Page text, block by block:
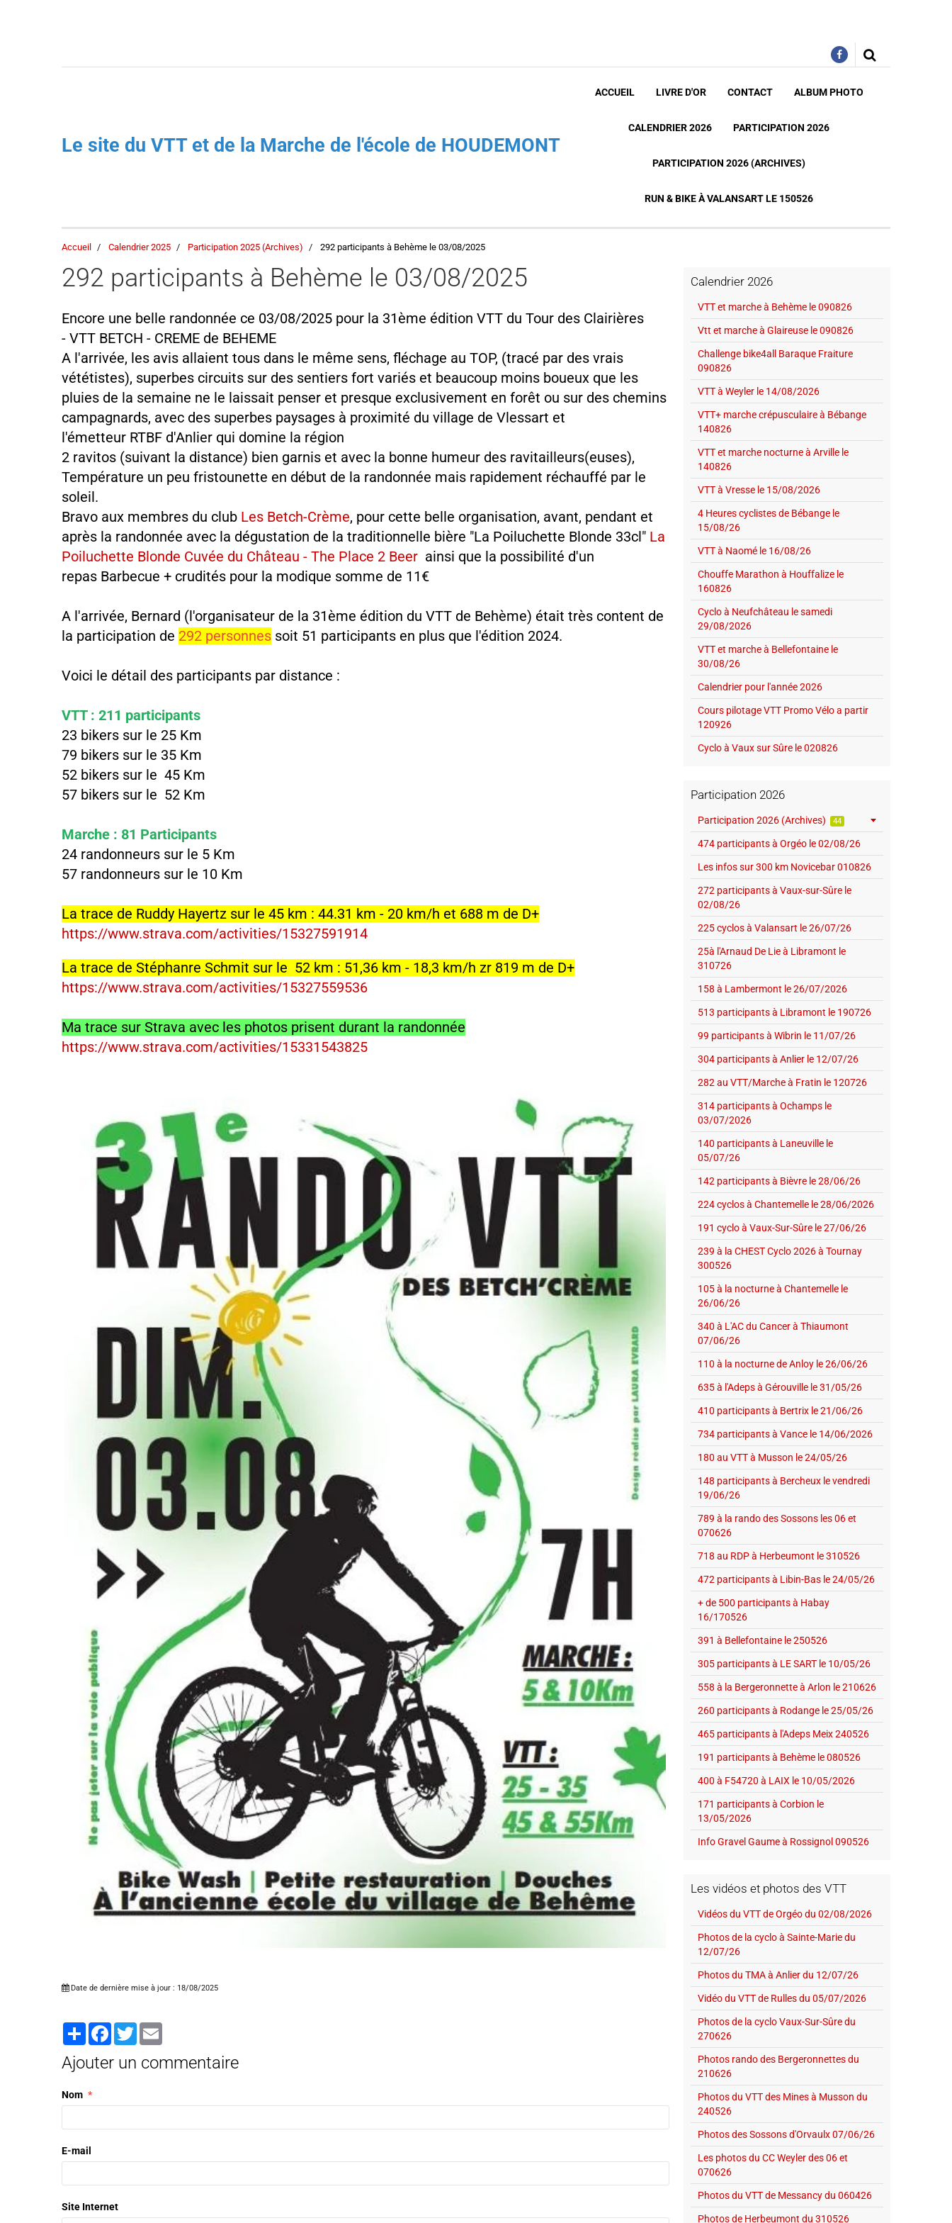
Le site du VTT et de la Marche de l'école de HOUDEMONT
ACCUEIL LIVRE D'OR CONTACT ALBUM PHOTO
CALENDRIER 2026 PARTICIPATION 2026
PARTICIPATION 2026 (ARCHIVES)
RUN & BIKE À VALANSART LE 150526
Accueil Calendrier 2025 Participation 2025 (Archives) 292 participants à Behème le 03/08/2025
292 participants à Behème le 03/08/2025
Encore une belle randonnée ce 03/08/2025 pour la 31ème édition VTT du Tour des Clairières
- VTT BETCH - CREME de BEHEME
A l'arrivée, les avis allaient tous dans le même sens, fléchage au TOP, (tracé par des vrais
vététistes), superbes circuits sur des sentiers fort variés et beaucoup moins boueux que les
pluies de la semaine ne le laissait penser et presque exclusivement en forêt ou sur des chemins
campagnards, avec des superbes paysages à proximité du village de Vlessart et
l'émetteur RTBF d'Anlier qui domine la région
2 ravitos (suivant la distance) bien garnis et avec la bonne humeur des ravitailleurs(euses),
Température un peu fristounette en début de la randonnée mais rapidement réchauffé par le
soleil.
Bravo aux membres du club Les Betch-Crème, pour cette belle organisation, avant, pendant et
après la randonnée avec la dégustation de la traditionnelle bière "La Poiluchette Blonde 33cl" La
Poiluchette Blonde Cuvée du Château - The Place 2 Beer ainsi que la possibilité d'un
repas Barbecue + crudités pour la modique somme de 11€
A l'arrivée, Bernard (l'organisateur de la 31ème édition du VTT de Behème) était très content de
la participation de 292 personnes soit 51 participants en plus que l'édition 2024.
Voici le détail des participants par distance :
VTT : 211 participants
23 bikers sur le 25 Km
79 bikers sur le 35 Km
52 bikers sur le 45 Km
57 bikers sur le 52 Km
Marche : 81 Participants
24 randonneurs sur le 5 Km
57 randonneurs sur le 10 Km
La trace de Ruddy Hayertz sur le 45 km : 44.31 km - 20 km/h et 688 m de D+
https://www.strava.com/activities/15327591914
La trace de Stéphanre Schmit sur le 52 km : 51,36 km - 18,3 km/h zr 819 m de D+
https://www.strava.com/activities/15327559536
Ma trace sur Strava avec les photos prisent durant la randonnée
https://www.strava.com/activities/15331543825
Date de dernière mise à jour : 18/08/2025
PartagerFacebook
Twitter
Ajouter un commentaire
Nom
E-mail
Site Internet
Calendrier 2026
VTT et marche à Behème le 090826
Vtt et marche à Glaireuse le 090826
Challenge bike4all Baraque Fraiture
090826
VTT à Weyler le 14/08/2026
VTT+ marche crépusculaire à Bébange
140826
VTT et marche nocturne à Arville le
140826
VTT à Vresse le 15/08/2026
4 Heures cyclistes de Bébange le
15/08/26
VTT à Naomé le 16/08/26
Chouffe Marathon à Houffalize le
160826
Cyclo à Neufchâteau le samedi
29/08/2026
VTT et marche à Bellefontaine le
30/08/26
Calendrier pour l'année 2026
Cours pilotage VTT Promo Vélo a partir
120926
Cyclo à Vaux sur Sûre le 020826
Participation 2026
Participation 2026 (Archives) 44
474 participants à Orgéo le 02/08/26
Les infos sur 300 km Novicebar 010826
272 participants à Vaux-sur-Sûre le
02/08/26
225 cyclos à Valansart le 26/07/26
25à l'Arnaud De Lie à Libramont le
310726
158 à Lambermont le 26/07/2026
513 participants à Libramont le 190726
99 participants à Wibrin le 11/07/26
304 participants à Anlier le 12/07/26
282 au VTT/Marche à Fratin le 120726
314 participants à Ochamps le
03/07/2026
140 participants à Laneuville le
05/07/26
142 participants à Bièvre le 28/06/26
224 cyclos à Chantemelle le 28/06/2026
191 cyclo à Vaux-Sur-Sûre le 27/06/26
239 à la CHEST Cyclo 2026 à Tournay
300526
105 à la nocturne à Chantemelle le
26/06/26
340 à L'AC du Cancer à Thiaumont
07/06/26
110 à la nocturne de Anloy le 26/06/26
635 à l'Adeps à Gérouville le 31/05/26
410 participants à Bertrix le 21/06/26
734 participants à Vance le 14/06/2026
180 au VTT à Musson le 24/05/26
148 participants à Bercheux le vendredi
19/06/26
789 à la rando des Sossons les 06 et
070626
718 au RDP à Herbeumont le 310526
472 participants à Libin-Bas le 24/05/26
+ de 500 participants à Habay
16/170526
391 à Bellefontaine le 250526
305 participants à LE SART le 10/05/26
558 à la Bergeronnette à Arlon le 210626
260 participants à Rodange le 25/05/26
465 participants à l'Adeps Meix 240526
191 participants à Behème le 080526
400 à F54720 à LAIX le 10/05/2026
171 participants à Corbion le
13/05/2026
Info Gravel Gaume à Rossignol 090526
Les vidéos et photos des VTT
Vidéos du VTT de Orgéo du 02/08/2026
Photos de la cyclo à Sainte-Marie du
12/07/26
Photos du TMA à Anlier du 12/07/26
Vidéo du VTT de Rulles du 05/07/2026
Photos de la cyclo Vaux-Sur-Sûre du
270626
Photos rando des Bergeronnettes du
210626
Photos du VTT des Mines à Musson du
240526
Photos des Sossons d'Orvaulx 07/06/26
Les photos du CC Weyler des 06 et
070626
Photos du VTT de Messancy du 060426
Photos de Herbeumont du 310526